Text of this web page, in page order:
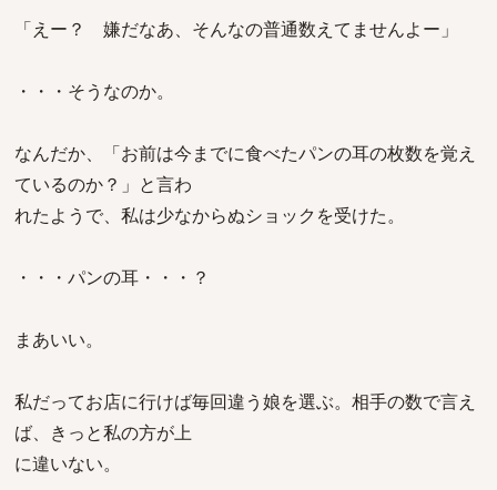
「えー？ 嫌だなあ、そんなの普通数えてませんよー」
・・・そうなのか。
なんだか、「お前は今までに食べたパンの耳の枚数を覚え
ているのか？」と言わ
れたようで、私は少なからぬショックを受けた。
・・・パンの耳・・・？
まあいい。
私だってお店に行けば毎回違う娘を選ぶ。相手の数で言え
ば、きっと私の方が上
に違いない。